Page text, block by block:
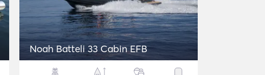
Noah Batteli 33 Cabin EFB